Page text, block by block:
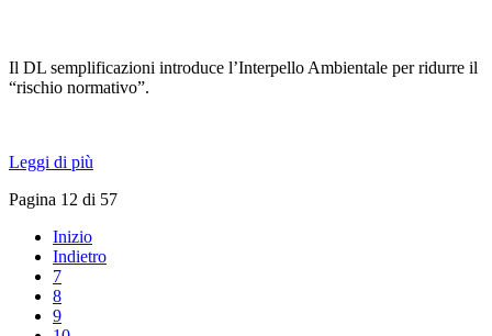
Il DL semplificazioni introduce l’Interpello Ambientale per ridurre il
“rischio normativo”.
Leggi di più
Pagina 12 di 57
Inizio
Indietro
7
8
9